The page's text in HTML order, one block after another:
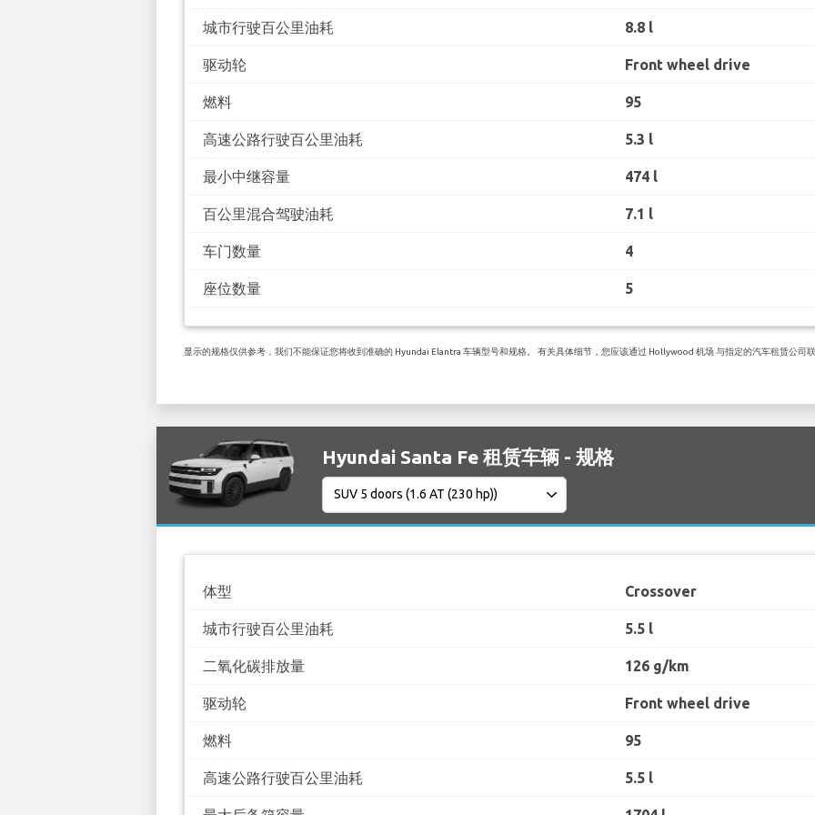
城市行驶百公里油耗 8.8 l
驱动轮 Front wheel drive
燃料 95
高速公路行驶百公里油耗 5.3 l
最小中继容量 474 l
百公里混合驾驶油耗 7.1 l
车门数量 4
座位数量 5
显示的规格仅供参考，我们不能保证您将收到准确的 Hyundai Elantra 车辆型号和规格。 有关具体细节，您应该通过 Hollywood 机场 与指定的汽车租赁公司
Hyundai Santa Fe 租赁车辆 - 规格
体型 Crossover
城市行驶百公里油耗 5.5 l
二氧化碳排放量 126 g/km
驱动轮 Front wheel drive
燃料 95
高速公路行驶百公里油耗 5.5 l